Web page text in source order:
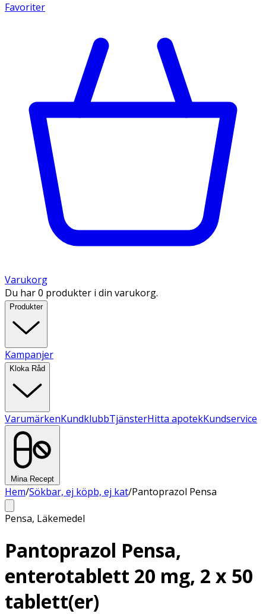
Favoriter
Varukorg
Du har 0 produkter i din varukorg.
Produkter
Kampanjer
Kloka Råd
VarumärkenKundklubbTjänsterHitta apotekKundservice
Mina Recept
Hem/Sökbar, ej köpb, ej kat/Pantoprazol Pensa
Pensa, Läkemedel
Pantoprazol Pensa,
enterotablett 20 mg, 2 x 50
tablett(er)